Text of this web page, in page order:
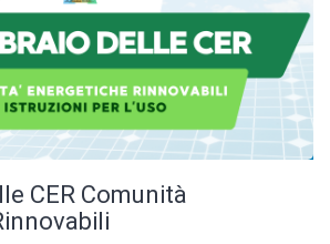
CER Comunità